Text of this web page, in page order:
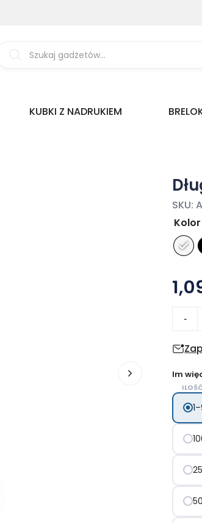
produktów
KUBKI Z NADRUKIEM
SKU:
Kolor
-
|
Im
ILOŚĆ